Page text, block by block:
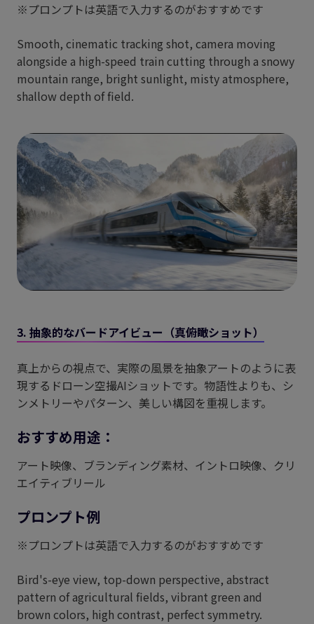
※プロンプトは英語で入力するのがおすすめです
Smooth, cinematic tracking shot, camera moving
alongside a high-speed train cutting through a snowy
mountain range, bright sunlight, misty atmosphere,
shallow depth of field.
3. 抽象的なバードアイビュー（真俯瞰ショット）
真上からの視点で、実際の風景を抽象アートのように表
現するドローン空撮AIショットです。物語性よりも、シ
ンメトリーやパターン、美しい構図を重視します。
おすすめ用途：
アート映像、ブランディング素材、イントロ映像、クリ
エイティブリール
プロンプト例
※プロンプトは英語で入力するのがおすすめです
Bird's-eye view, top-down perspective, abstract
pattern of agricultural fields, vibrant green and
brown colors, high contrast, perfect symmetry.